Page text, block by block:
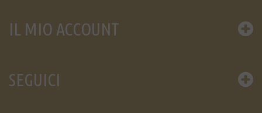
IL MIO ACCOUNT
SEGUICI